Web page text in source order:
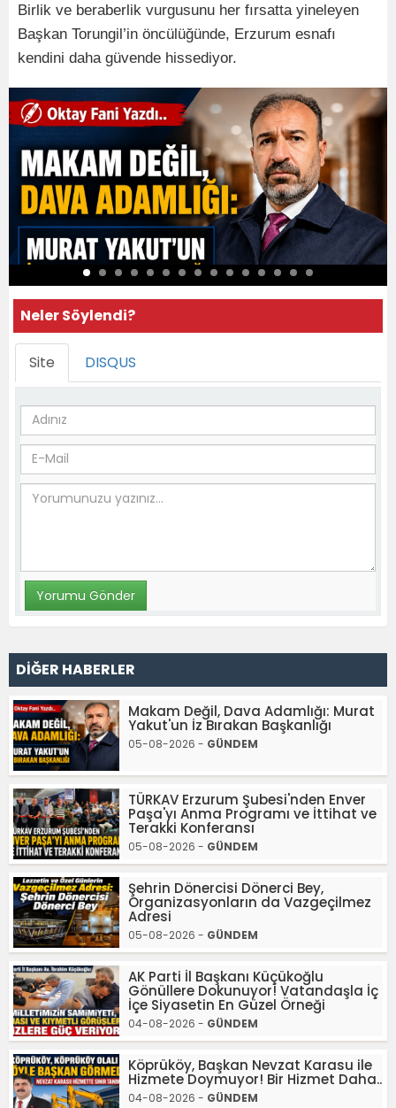
Birlik ve beraberlik vurgusunu her fırsatta yineleyen
Başkan Torungil’in öncülüğünde, Erzurum esnafı
kendini daha güvende hissediyor.
Neler Söylendi?
Site DISQUS
DİĞER HABERLER
Makam Değil, Dava Adamlığı: Murat
Yakut'un İz Bırakan Başkanlığı
05-08-2026 - GÜNDEM
TÜRKAV Erzurum Şubesi'nden Enver
Paşa'yı Anma Programı ve İttihat ve
Terakki Konferansı
05-08-2026 - GÜNDEM
Şehrin Dönercisi Dönerci Bey,
Organizasyonların da Vazgeçilmez
Adresi
05-08-2026 - GÜNDEM
AK Parti İl Başkanı Küçükoğlu
Gönüllere Dokunuyor! Vatandaşla İç
İçe Siyasetin En Güzel Örneği
04-08-2026 - GÜNDEM
Köprüköy, Başkan Nevzat Karasu ile
Hizmete Doymuyor! Bir Hizmet Daha..
04-08-2026 - GÜNDEM